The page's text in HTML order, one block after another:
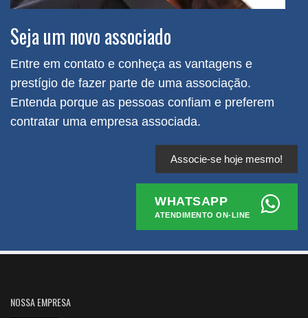
Seja um novo associado
Entre em contato e conheça as vantagens e
prestígio de fazer parte de uma associação.
Entenda porque as pessoas confiam e preferem
contratar uma empresa associada.
Associe-se hoje mesmo!
WHATSAPP
ATENDIMENTO ON-LINE
NOSSA EMPRESA